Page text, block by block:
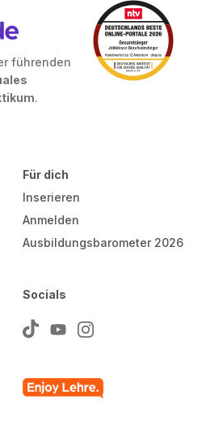
führenden
.
Für dich
Inserieren
Anmelden
Ausbildungsbarometer 2026
Socials